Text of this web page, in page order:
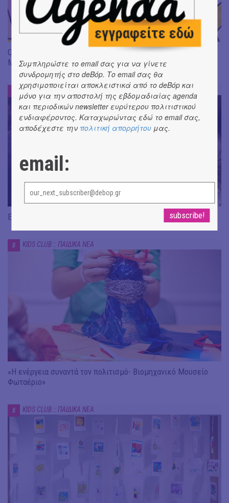
Οι δασκάλες είναι πλάσματα που κατοικούν στα σχολεία |
Μια τρυφερή και ξεκαρδιστική ιστορία γεμάτη φαντασία
KIDS CLUB :: ΠΑΙΔΙΚΑ ΝΕΑ
Εκπαιδευτικό πρόγραμμα «Green Optimism»
# KIDS CLUB :: ΠΑΙΔΙΚΑ ΝΕΑ
«Η ενέργεια συναντά τον πολιτισμό- Βιομηχανικό Μουσείο
Φωταέριο»
# KIDS CLUB :: ΠΑΙΔΙΚΑ ΝΕΑ
Συμπληρώστε το email σας για να γίνετε
συνδρομητής στο deBόp. Το email σας θα
χρησιμοποιείται αποκλειστικά από το deBόp και
μόνο για την αποστολή της εβδομαδιαίας agenda
και περιοδικών newsletter ευρύτερου πολιτιστικού
ενδιαφέροντος. Καταχωρώντας εδώ το email σας,
αποδέχεστε την πολιτική απορρήτου μας.
email: